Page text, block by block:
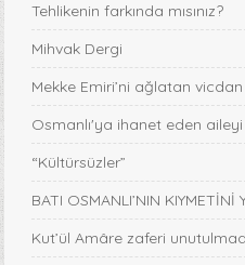
Tehlikenin farkında mısınız?
Mihvak Dergi
Mekke Emiri’ni ağlatan vicdan
Osmanlı'ya ihanet eden
“Kültürsüzler”
BATI OSMANLI’NIN KIYMETİNİ
Kut’ül Amâre zaferi